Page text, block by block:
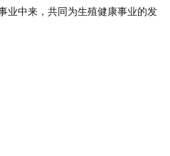
业中来，共同为生殖健康事业的发